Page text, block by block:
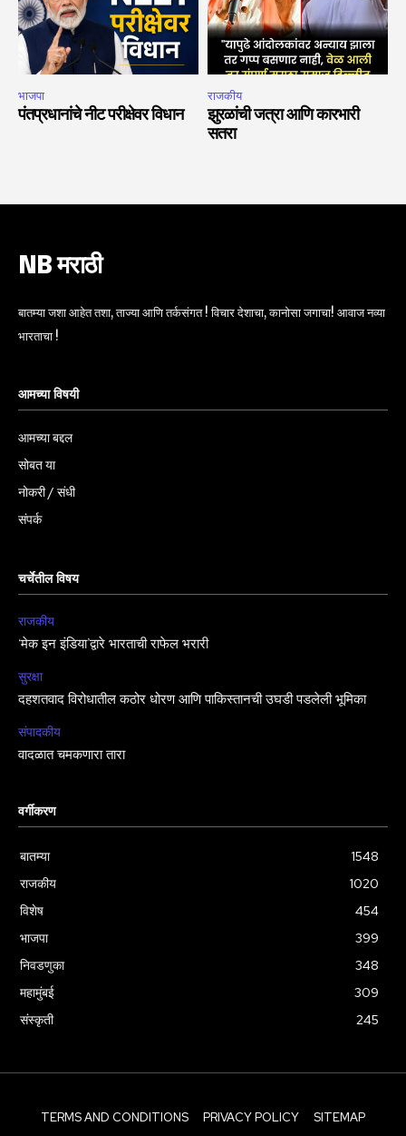
भाजपा
पंतप्रधानांचे नीट परीक्षेवर विधान
राजकीय
झुरळांची जत्रा आणि कारभारी
सतरा
NB मराठी
बातम्या जशा आहेत तशा, ताज्या आणि तर्कसंगत ! विचार देशाचा, कानोसा जगाचा! आवाज नव्या
भारताचा !
आमच्या विषयी
आमच्या बद्दल
सोबत या
नोकरी / संधी
संपर्क
चर्चेतील विषय
राजकीय
‘मेक इन इंडिया’द्वारे भारताची राफेल भरारी
सुरक्षा
दहशतवाद विरोधातील कठोर धोरण आणि पाकिस्तानची उघडी पडलेली भूमिका
संपादकीय
वादळात चमकणारा तारा
वर्गीकरण
बातम्या
1548
राजकीय
1020
विशेष
454
भाजपा
399
निवडणुका
348
महामुंबई
309
संस्कृती
245
TERMS AND CONDITIONS PRIVACY POLICY SITEMAP